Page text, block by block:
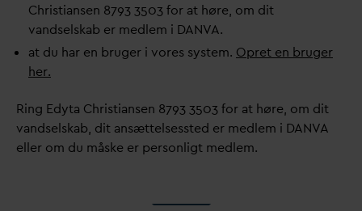
Christiansen 8793 3503 for at høre, om dit
vandselskab er medlem i DANVA.
at du har en bruger i vores system. Opret en bruger
her.
Ring Edyta Christiansen 8793 3503 for at høre, om dit
vandselskab, dit ansættelsessted er medlem i DANVA
eller om du måske er personligt medlem.